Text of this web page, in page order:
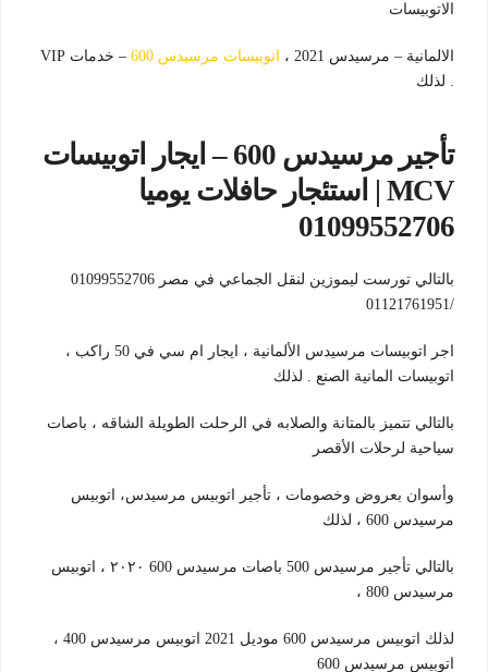
الاتوبيسات
الالمانية – مرسيدس 2021 ، اتوبيسات مرسيدس 600
– خدمات VIP
. لذلك
تأجير مرسيدس 600 – ايجار اتوبيسات
MCV | استئجار حافلات يوميا
01099552706
بالتالي تورست ليموزين لنقل الجماعي في مصر 01099552706
/01121761951
اجر اتوبيسات مرسيدس الألمانية ، ايجار ام سي في 50 راكب ،
اتوبيسات المانية الصنع . لذلك
بالتالي تتميز بالمتانة والصلابه في الرحلت الطويلة الشاقه ، باصات
سياحية لرحلات الأقصر
وأسوان بعروض وخصومات ، تأجير اتوبيس مرسيدس، اتوبيس
مرسيدس 600 ، لذلك
بالتالي تأجير مرسيدس 500 باصات مرسيدس 600 ٢٠٢٠ ، اتوبيس
مرسيدس 800 ،
لذلك اتوبيس مرسيدس 600 موديل 2021 اتوبيس مرسيدس 400 ،
اتوبيس مرسيدس 600